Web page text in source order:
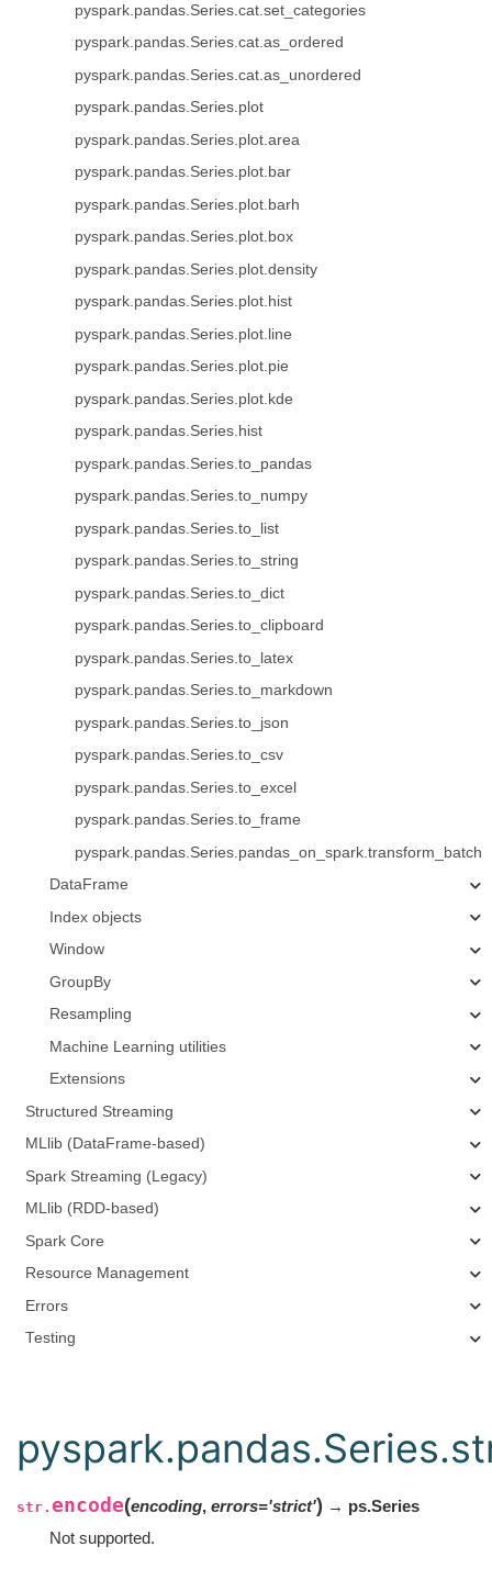
pyspark.pandas.Series.cat.set_categories
pyspark.pandas.Series.cat.as_ordered
pyspark.pandas.Series.cat.as_unordered
pyspark.pandas.Series.plot
pyspark.pandas.Series.plot.area
pyspark.pandas.Series.plot.bar
pyspark.pandas.Series.plot.barh
pyspark.pandas.Series.plot.box
pyspark.pandas.Series.plot.density
pyspark.pandas.Series.plot.hist
pyspark.pandas.Series.plot.line
pyspark.pandas.Series.plot.pie
pyspark.pandas.Series.plot.kde
pyspark.pandas.Series.hist
pyspark.pandas.Series.to_pandas
pyspark.pandas.Series.to_numpy
pyspark.pandas.Series.to_list
pyspark.pandas.Series.to_string
pyspark.pandas.Series.to_dict
pyspark.pandas.Series.to_clipboard
pyspark.pandas.Series.to_latex
pyspark.pandas.Series.to_markdown
pyspark.pandas.Series.to_json
pyspark.pandas.Series.to_csv
pyspark.pandas.Series.to_excel
pyspark.pandas.Series.to_frame
pyspark.pandas.Series.pandas_on_spark.transform_batch
DataFrame
Index objects
Window
GroupBy
Resampling
Machine Learning utilities
Extensions
Structured Streaming
MLlib (DataFrame-based)
Spark Streaming (Legacy)
MLlib (RDD-based)
Spark Core
Resource Management
Errors
Testing
str. encode(encoding, errors='strict') → ps.Series
Not supported.